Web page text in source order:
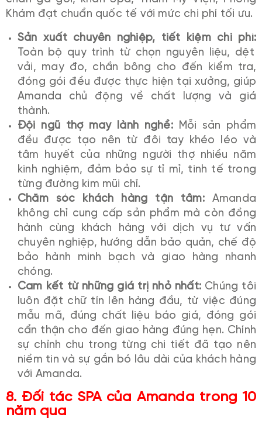
Khám đạt chuẩn quốc tế với mức chi phí tối ưu.
Sản xuất chuyên nghiệp, tiết kiệm chi phí:
Toàn bộ quy trình từ chọn nguyên liệu, dệt
vải, may đo, chần bông cho đến kiểm tra,
đóng gói đều được thực hiện tại xưởng, giúp
Amanda chủ động về chất lượng và giá
thành.
Đội ngũ thợ may lành nghề:Mỗi sản phẩm
đều được tạo nên từ đôi tay khéo léo và
tâm huyết của những người thợ nhiều năm
kinh nghiệm, đảm bảo sự tỉ mỉ, tinh tế trong
từng đường kim mũi chỉ.
Chăm sóc khách hàng tận tâm:Amanda
không chỉ cung cấp sản phẩm mà còn đồng
hành cùng khách hàng với dịch vụ tư vấn
chuyên nghiệp, hướng dẫn bảo quản, chế độ
bảo hành minh bạch và giao hàng nhanh
chóng.
Cam kết từ những giá trị nhỏ nhất:Chúng tôi
luôn đặt chữ tín lên hàng đầu, từ việc đúng
mẫu mã, đúng chất liệu báo giá, đóng gói
cẩn thận cho đến giao hàng đúng hẹn. Chính
sự chỉnh chu trong từng chi tiết đã tạo nên
niềm tin và sự gắn bó lâu dài của khách hàng
với Amanda.
8. Đối tác SPA của Amanda trong 10
năm qua